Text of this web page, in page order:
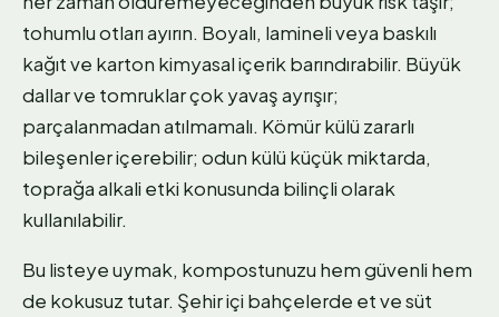
tohumlu otları ayırın. Boyalı, lamineli veya baskılı
kağıt ve karton kimyasal içerik barındırabilir. Büyük
dallar ve tomruklar çok yavaş ayrışır;
parçalanmadan atılmamalı. Kömür külü zararlı
bileşenler içerebilir; odun külü küçük miktarda,
toprağa alkali etki konusunda bilinçli olarak
kullanılabilir.
Bu listeye uymak, kompostunuzu hem güvenli hem
de kokusuz tutar. Şehir içi bahçelerde et ve süt